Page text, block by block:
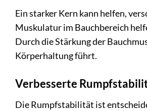
Ein starker Kern kann helfen,
Muskulatur im Bauchbereich
Durch die Stärkung der
Körperhaltung führt.
Verbesserte
Die Rumpfstabilität ist